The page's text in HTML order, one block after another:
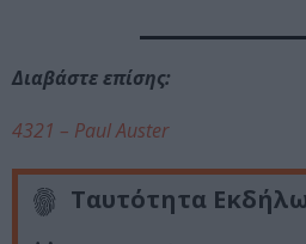
Διαβάστε επίσης:
4321 – Paul Auster
Ταυτότητα